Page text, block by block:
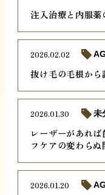
注入治療と内服
抜け毛の毛根か
2026.02.02
レーザーがあれ
フケアの変わらぬ
2026.01.30 未
2026.01.20